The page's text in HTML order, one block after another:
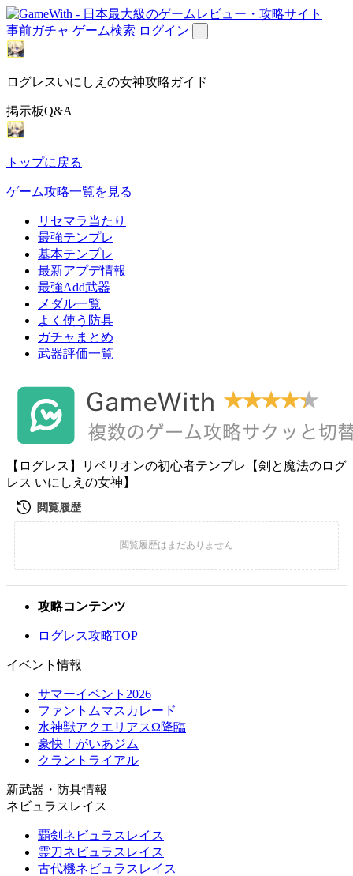
事前ガチャ ゲーム検索 ログイン
ログレスいにしえの女神攻略ガイド
掲示板Q&A
トップに戻る
ゲーム攻略一覧を見る
リセマラ当たり
最強テンプレ
基本テンプレ
最新アプデ情報
最強Add武器
メダル一覧
よく使う防具
ガチャまとめ
武器評価一覧
【ログレス】リベリオンの初心者テンプレ【剣と魔法のログ
レス いにしえの女神】
攻略コンテンツ
ログレス攻略TOP
イベント情報
サマーイベント2026
ファントムマスカレード
水神獣アクエリアスΩ降臨
豪快！がいあジム
クラントライアル
新武器・防具情報
ネビュラスレイス
覇剣ネビュラスレイス
霊刀ネビュラスレイス
古代機ネビュラスレイス